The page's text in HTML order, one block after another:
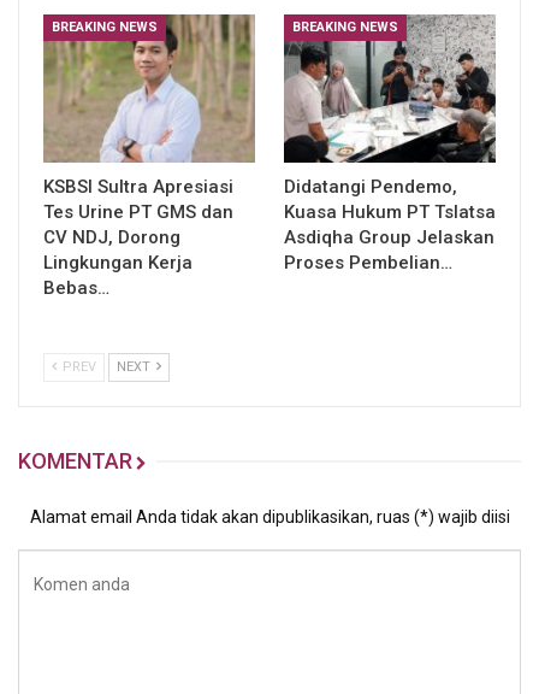
BREAKING NEWS
KSBSI Sultra Apresiasi
Tes Urine PT GMS dan
CV NDJ, Dorong
Lingkungan Kerja
Bebas…
BREAKING NEWS
Didatangi Pendemo,
Kuasa Hukum PT Tslatsa
Asdiqha Group Jelaskan
Proses Pembelian…
PREV NEXT
KOMENTAR
Alamat email Anda tidak akan dipublikasikan, ruas (*) wajib diisi